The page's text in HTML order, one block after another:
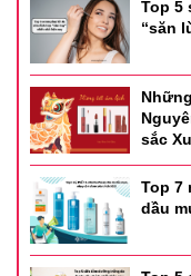
Top 5
“săn
sắc
Top 7
dầu